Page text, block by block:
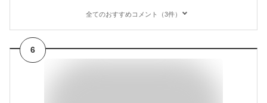
全てのおすすめコメント（3件）
6